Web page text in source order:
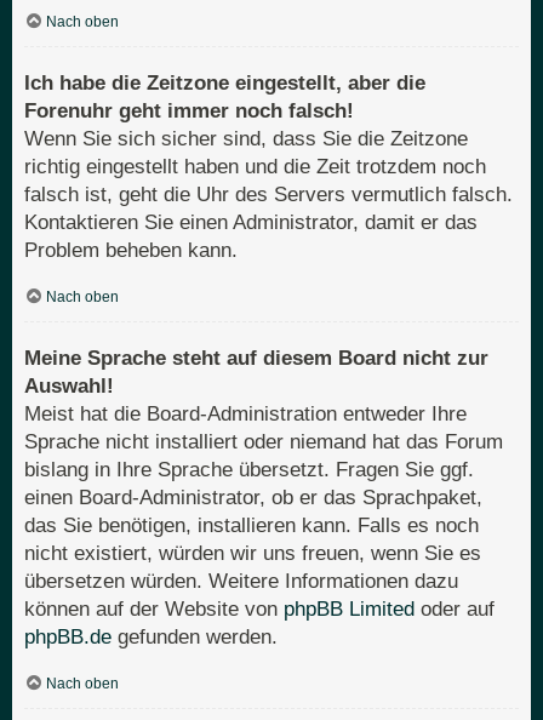
Nach oben
Ich habe die Zeitzone eingestellt, aber die
Forenuhr geht immer noch falsch!
Wenn Sie sich sicher sind, dass Sie die Zeitzone
richtig eingestellt haben und die Zeit trotzdem noch
falsch ist, geht die Uhr des Servers vermutlich falsch.
Kontaktieren Sie einen Administrator, damit er das
Problem beheben kann.
Nach oben
Meine Sprache steht auf diesem Board nicht zur
Auswahl!
Meist hat die Board-Administration entweder Ihre
Sprache nicht installiert oder niemand hat das Forum
bislang in Ihre Sprache übersetzt. Fragen Sie ggf.
einen Board-Administrator, ob er das Sprachpaket,
das Sie benötigen, installieren kann. Falls es noch
nicht existiert, würden wir uns freuen, wenn Sie es
übersetzen würden. Weitere Informationen dazu
können auf der Website von phpBB Limited oder auf
phpBB.de gefunden werden.
Nach oben